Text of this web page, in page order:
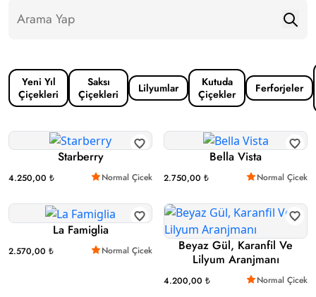
Yeni Yıl
Çiçekleri
Saksı
Çiçekleri
Lilyumlar
Kutuda
Çiçekler
Ferforjeler
Starberry
4.250,00 ₺ Normal Çicek
Bella Vista
2.750,00 ₺ Normal Çicek
La Famiglia
2.570,00 ₺ Normal Çicek
Beyaz Gül, Karanfil Ve
Lilyum Aranjmanı
4.200,00 ₺ Normal Çicek